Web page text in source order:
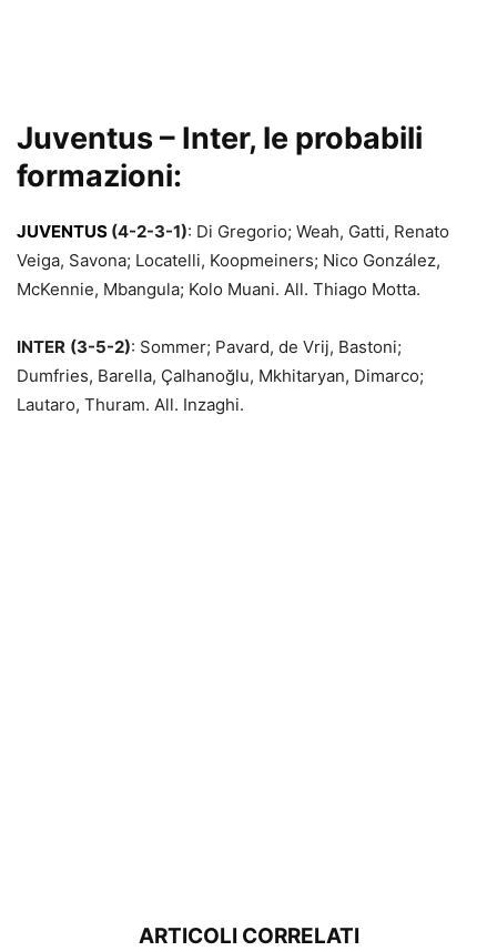
Juventus – Inter, le probabili
formazioni:
JUVENTUS (4-2-3-1): Di Gregorio; Weah, Gatti, Renato
Veiga, Savona; Locatelli, Koopmeiners; Nico González,
McKennie, Mbangula; Kolo Muani. All. Thiago Motta.
INTER (3-5-2): Sommer; Pavard, de Vrij, Bastoni;
Dumfries, Barella, Çalhanoğlu, Mkhitaryan, Dimarco;
Lautaro, Thuram. All. Inzaghi.
ARTICOLI CORRELATI